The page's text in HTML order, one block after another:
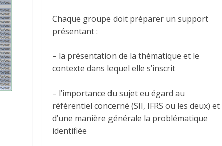
Chaque groupe doit préparer un support
présentant :
– la présentation de la thématique et le
contexte dans lequel elle s’inscrit
– l’importance du sujet eu égard au
référentiel concerné (SII, IFRS ou les deux) et
d’une manière générale la problématique
identifiée